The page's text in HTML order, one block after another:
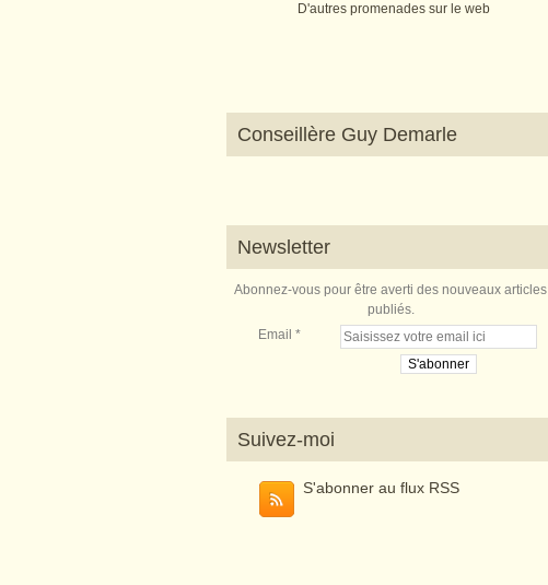
D'autres promenades sur le web
Conseillère Guy Demarle
Newsletter
Abonnez-vous pour être averti des nouveaux articles
publiés.
Email
Suivez-moi
S'abonner au flux RSS